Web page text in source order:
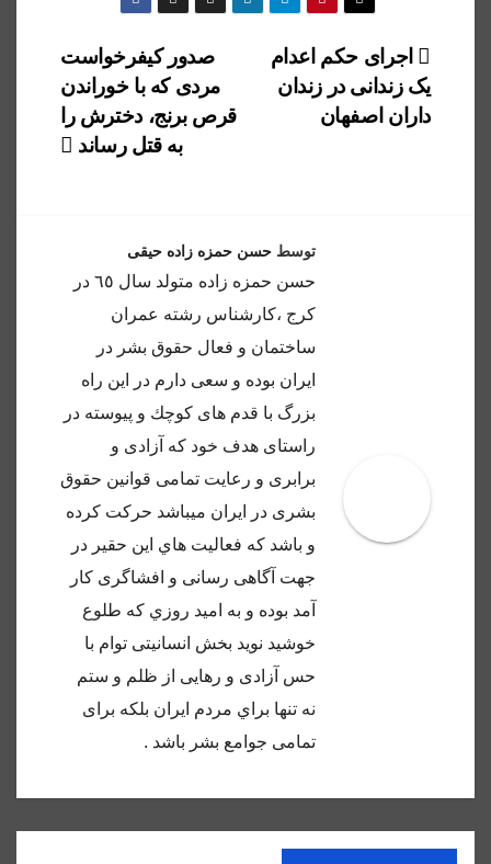
راهبری
نوشته
صدور کیفرخواست
مردی که با خوراندن
قرص برنج، دخترش را
به قتل رساند
اجرای حکم اعدام
یک زندانی در زندان
داران اصفهان
توسط حسن حمزه زاده حیقی
حسن حمزه زاده متولد سال ٦٥ در
كرج ،كارشناس رشته عمران
ساختمان و فعال حقوق بشر در
ايران بوده و سعى دارم در اين راه
بزرگ با قدم هاى كوچك و پيوسته در
راستاى هدف خود كه آزادى و
برابرى و رعايت تمامى قوانين حقوق
بشرى در ايران ميباشد حركت كرده
و باشد كه فعاليت هاي اين حقير در
جهت آگاهى رسانى و افشاگرى كار
آمد بوده و به اميد روزي كه طلوع
خوشيد نويد بخش انسانيتى توام با
حس آزادى و رهايى از ظلم و ستم
نه تنها براي مردم ايران بلكه براى
تمامى جوامع بشر باشد .